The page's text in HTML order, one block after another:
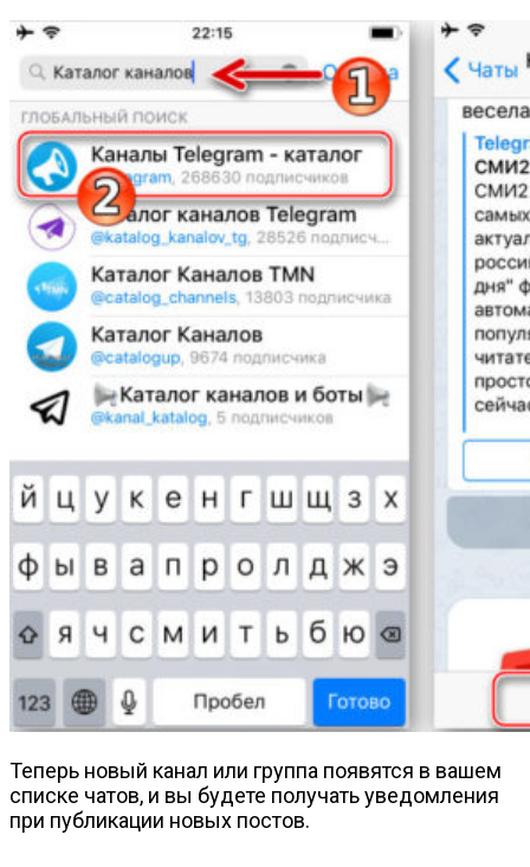
Теперь новый канал или группа появятся в вашем
списке чатов, и вы будете получать уведомления
при публикации новых постов.